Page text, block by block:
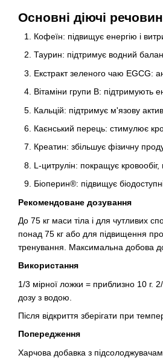
Основні діючі
Кофеїн: підвищує енергію і
Таурин: підтримує водний
Екстракт зеленого чаю EGCG:
Вітаміни групи B: підтримують
Кальцій: підтримує м'язову
Каєнський перець: стимулює
Креатин: збільшує фізичну
L-цитрулін: покращує кровообіг,
Біоперин®: підвищує
Рекомендоване дозування
До 75 кг маси тіла і для чутливих
понад 75 кг або для підвищення
тренування. Максимальна добова
Використання
1/3 мірної ложки = приблизно 10 г.
дозу з водою.
Після відкриття зберігати при
Попередження
Харчова добавка з